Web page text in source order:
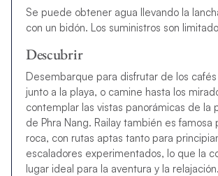
Se puede obtener agua llevando la
con un bidón. Los suministros son
Descubrir
Desembarque para disfrutar de los
junto a la playa, o camine hasta los
contemplar las vistas panorámicas de la
de Phra Nang. Railay también es famosa
roca, con rutas aptas tanto para
escaladores experimentados, lo que la
lugar ideal para la aventura y la relajación.